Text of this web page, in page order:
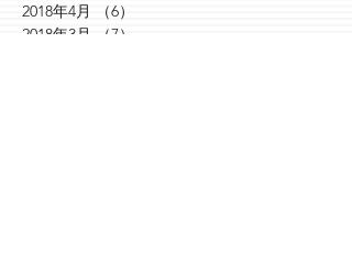
2018年4月
（6）
2018年3月
（7）